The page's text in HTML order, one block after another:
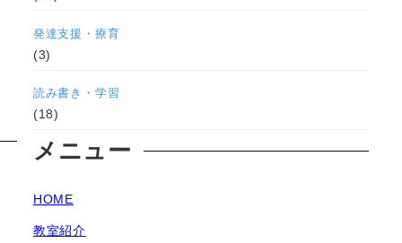
発達支援・療育
(3)
読み書き・学習
(18)
メニュー
HOME
教室紹介